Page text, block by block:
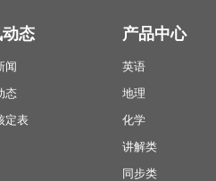
态
闻
态
定表
产品中心
英语
地理
化学
讲解类
同步类